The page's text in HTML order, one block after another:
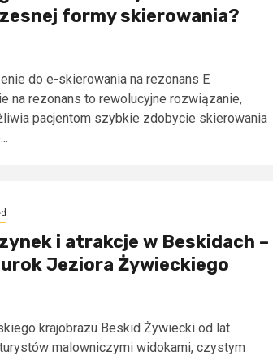
formy skierowania?
do e-skierowania na rezonans E
na rezonans to rewolucyjne rozwiązanie,
pacjentom szybkie zdobycie skierowania
i atrakcje w Beskidach –
Jeziora Żywieckiego
krajobrazu Beskid Żywiecki od lat
malowniczymi widokami, czystym